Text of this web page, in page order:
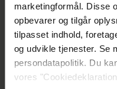
marketingformål. Disse
opbevarer og tilgår
tilpasset indhold,
og udvikle tjenester. Se
persondatapolitik. Du
vores